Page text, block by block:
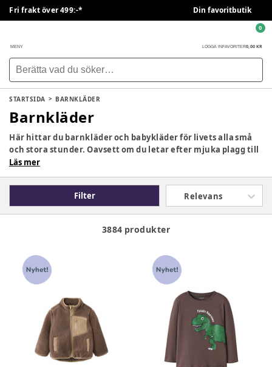
Fri frakt över 499:-* Din favoritbutik
MENY LOGGA IN FAVORITER0,00 KR
0
STARTSIDA BARNKLÄDER
Barnkläder
Här hittar du barnkläder och babykläder för livets alla små
och stora stunder. Oavsett om du letar efter mjuka plagg till
den nyfödda, bekväma vardagskläder för förskolan eller
ålder och säsong. Upptäck allt från överdelar och underdelar
till bodys, ullkläder, pyjamasar, badkläder och fina
accessoarer – noggrant utvalda plagg som ger barnet
morgon till kväll, året om.
Läs mer
Filter Relevans
3884 produkter